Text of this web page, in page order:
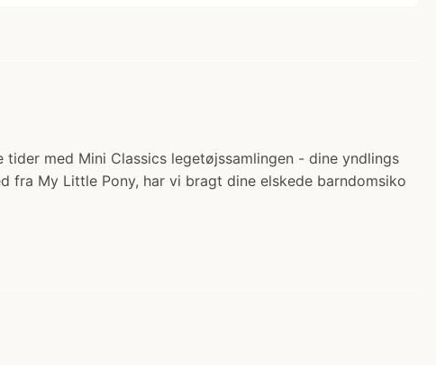
tider med Mini Classics legetøjssamlingen - dine yndlings
fra My Little Pony, har vi bragt dine elskede barndomsiko